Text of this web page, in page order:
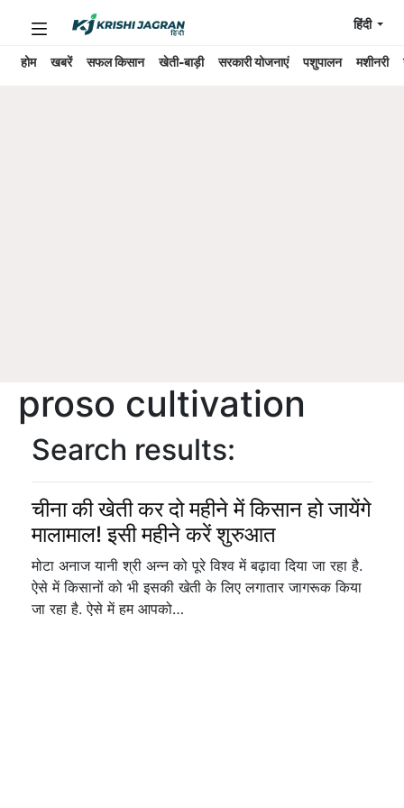
होम खबरें सफल किसान खेती-बाड़ी सरकारी योजनाएं पशुपालन मशीनरी
हिंदी
proso cultivation
Search results:
चीना की खेती कर दो महीने में किसान हो जायेंगे
मालामाल! इसी महीने करें शुरुआत
मोटा अनाज यानी श्री अन्न को पूरे विश्व में बढ़ावा दिया जा रहा है.
ऐसे में किसानों को भी इसकी खेती के लिए लगातार जागरूक किया
जा रहा है. ऐसे में हम आपको…